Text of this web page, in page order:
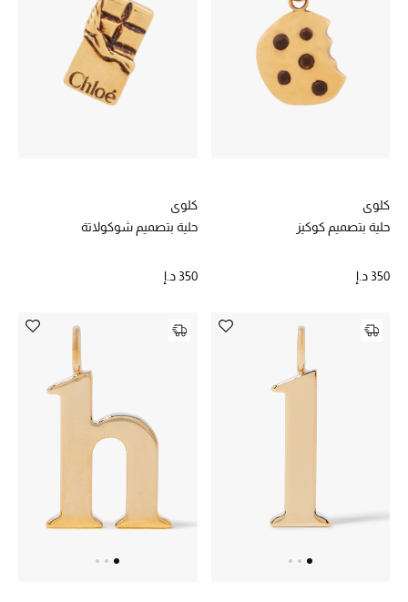
كلوي
حلية بتصميم كوكيز
350 د.إ
كلوي
حلية بتصميم شوكولاتة
350 د.إ